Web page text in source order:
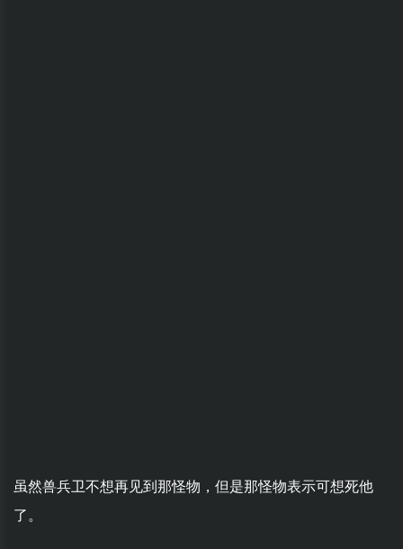
虽然兽兵卫不想再见到那怪物，但是那怪物表示可想死他
了。